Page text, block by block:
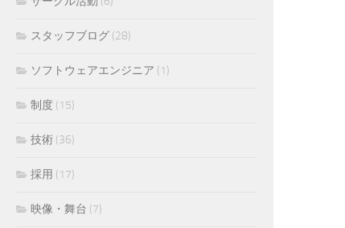
スタッフブログ (28)
ソフトウェアエンジニア (1)
制度 (15)
技術 (36)
採用 (17)
映像・舞台 (7)